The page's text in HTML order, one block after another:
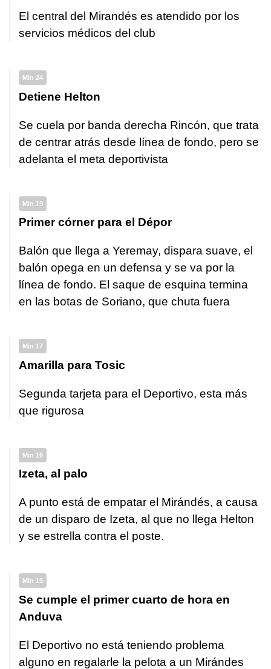
El central del Mirandés es atendido por los
servicios médicos del club
Min 24
Detiene Helton
Se cuela por banda derecha Rincón, que trata
de centrar atrás desde línea de fondo, pero se
adelanta el meta deportivista
Min 19
Primer córner para el Dépor
Balón que llega a Yeremay, dispara suave, el
balón opega en un defensa y se va por la
línea de fondo. El saque de esquina termina
en las botas de Soriano, que chuta fuera
Min 17
Amarilla para Tosic
Segunda tarjeta para el Deportivo, esta más
que rigurosa
Min 16
Izeta, al palo
A punto está de empatar el Mirándés, a causa
de un disparo de Izeta, al que no llega Helton
y se estrella contra el poste.
Min 15
Se cumple el primer cuarto de hora en
Anduva
El Deportivo no está teniendo problema
alguno en regalarle la pelota a un Mirándes